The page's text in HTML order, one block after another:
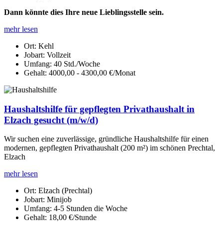
Dann könnte dies Ihre neue Lieblingsstelle sein.
mehr lesen
Ort: Kehl
Jobart: Vollzeit
Umfang: 40 Std./Woche
Gehalt: 4000,00 - 4300,00 €/Monat
Haushaltshilfe für gepflegten Privathaushalt in
Elzach gesucht (m/w/d)
Wir suchen eine zuverlässige, gründliche Haushaltshilfe für einen
modernen, gepflegten Privathaushalt (200 m²) im schönen Prechtal,
Elzach
mehr lesen
Ort: Elzach (Prechtal)
Jobart: Minijob
Umfang: 4-5 Stunden die Woche
Gehalt: 18,00 €/Stunde